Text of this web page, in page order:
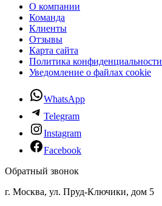
О компании
Команда
Клиенты
Отзывы
Карта сайта
Политика конфиденциальности
Уведомление о файлах cookie
WhatsApp
Telegram
Instagram
Facebook
Обратный звонок
г. Москва, ул. Пруд-Ключики, дом 5